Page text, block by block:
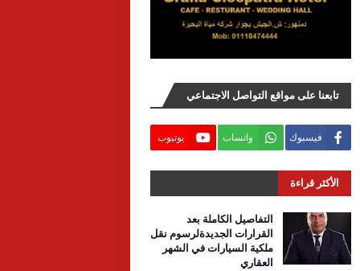
تابعنا على مواقع التواصل الاجتماعي
فيسبوك واتساب يوتيوب
الأكثر قراءة
التفاصيل الكاملة بعد
القرارات الجديدةلرسوم نقل
ملكية السيارات في الشهر
العقاري